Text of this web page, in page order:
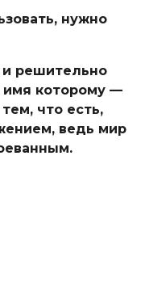
нужно
и решительно
имя которому —
что есть,
ведь мир